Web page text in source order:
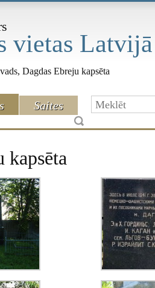
vietas Latvijā
Dagdas Ebreju kapsēta
Saites
kapsēta